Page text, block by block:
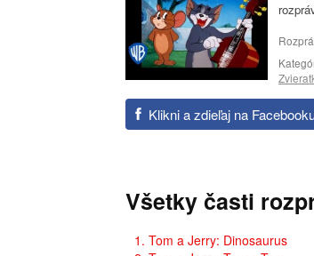
Klikni a zdieľaj na
Všetky časti
1. Tom a Jerry: Dinosaurus